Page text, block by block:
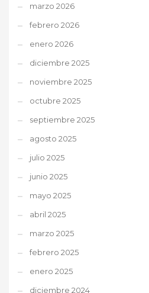
marzo 2026
febrero 2026
enero 2026
diciembre 2025
noviembre 2025
octubre 2025
septiembre 2025
agosto 2025
julio 2025
junio 2025
mayo 2025
abril 2025
marzo 2025
febrero 2025
enero 2025
diciembre 2024